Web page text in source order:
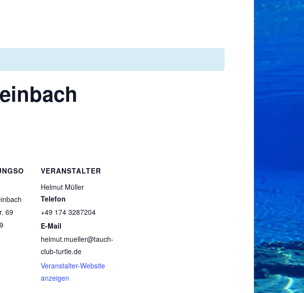
69
VERANSTALTER
Helmut Müller
Telefon
+49 174 3287204
E-Mail
helmut.mueller@tauch-
club-turtle.de
Veranstalter-Website
anzeigen